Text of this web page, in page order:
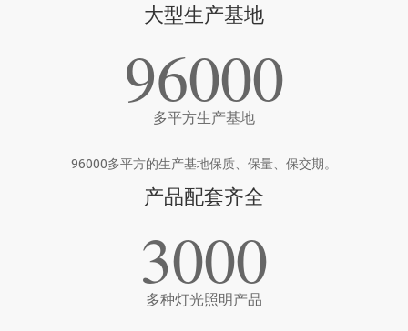
大型生产基地
96000
多平方生产基地
96000多平方的生产基地保质、保量、保交期。
产品配套齐全
3000
多种灯光照明产品